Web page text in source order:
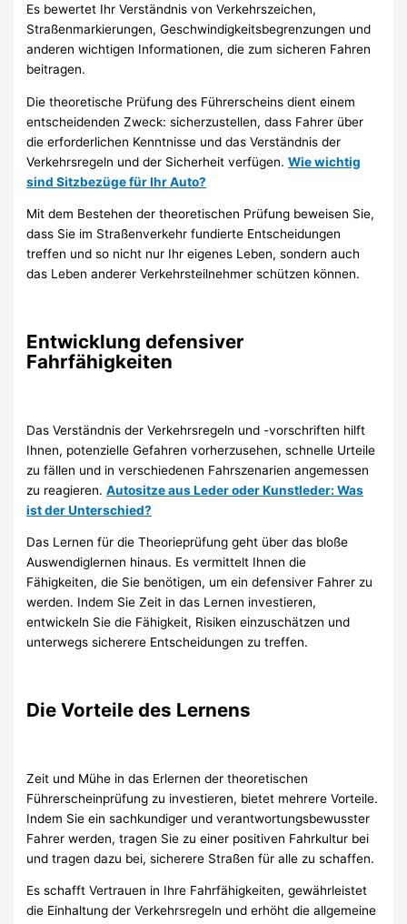
Es bewertet Ihr Verständnis von Verkehrszeichen,
Straßenmarkierungen, Geschwindigkeitsbegrenzungen und
anderen wichtigen Informationen, die zum sicheren Fahren
beitragen.
Die theoretische Prüfung des Führerscheins dient einem
entscheidenden Zweck: sicherzustellen, dass Fahrer über
die erforderlichen Kenntnisse und das Verständnis der
Verkehrsregeln und der Sicherheit verfügen.Wie wichtig
sind Sitzbezüge für Ihr Auto?
Mit dem Bestehen der theoretischen Prüfung beweisen Sie,
dass Sie im Straßenverkehr fundierte Entscheidungen
treffen und so nicht nur Ihr eigenes Leben, sondern auch
das Leben anderer Verkehrsteilnehmer schützen können.
Entwicklung defensiver
Fahrfähigkeiten
Das Verständnis der Verkehrsregeln und -vorschriften hilft
Ihnen, potenzielle Gefahren vorherzusehen, schnelle Urteile
zu fällen und in verschiedenen Fahrszenarien angemessen
zu reagieren.Autositze aus Leder oder Kunstleder: Was
ist der Unterschied?
Das Lernen für die Theorieprüfung geht über das bloße
Auswendiglernen hinaus. Es vermittelt Ihnen die
Fähigkeiten, die Sie benötigen, um ein defensiver Fahrer zu
werden. Indem Sie Zeit in das Lernen investieren,
entwickeln Sie die Fähigkeit, Risiken einzuschätzen und
unterwegs sicherere Entscheidungen zu treffen.
Die Vorteile des Lernens
Zeit und Mühe in das Erlernen der theoretischen
Führerscheinprüfung zu investieren, bietet mehrere Vorteile.
Indem Sie ein sachkundiger und verantwortungsbewusster
Fahrer werden, tragen Sie zu einer positiven Fahrkultur bei
und tragen dazu bei, sicherere Straßen für alle zu schaffen.
Es schafft Vertrauen in Ihre Fahrfähigkeiten, gewährleistet
die Einhaltung der Verkehrsregeln und erhöht die allgemeine